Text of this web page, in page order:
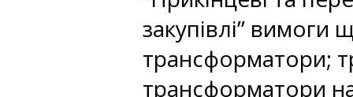
закупівлі” вимоги
трансформатори;
трансформатори